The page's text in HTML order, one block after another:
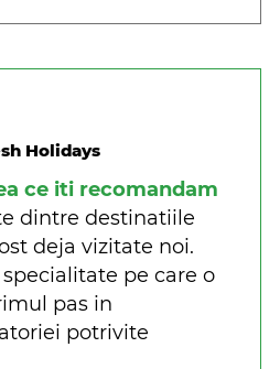
Holidays
ce iti recomandam
dintre destinatiile
deja vizitate noi.
pe care o
pas in
potrivite